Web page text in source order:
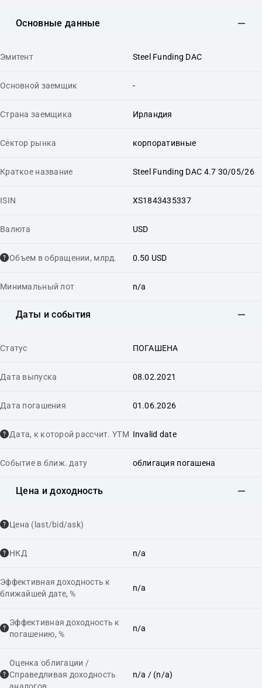
Основные данные
Эмитент Steel Funding DAC
Основной заемщик -
Страна заемщика Ирландия
Сектор рынка корпоративные
Краткое название Steel Funding DAC 4.7 30/05/26
ISIN XS1843435337
Валюта USD
Объем в обращении, млрд. 0.50 USD
Минимальный лот n/a
Даты и события
Статус ПОГАШЕНА
Дата выпуска 08.02.2021
Дата погашения 01.06.2026
Дата, к которой рассчит. YTM Invalid date
Событие в ближ. дату облигация погашена
Цена и доходность
Цена (last/bid/ask)
НКД n/a
Эффективная доходность к
ближайшей дате, %
n/a
Эффективная доходность к
погашению, %
n/a
Оценка облигации /
Справедливая доходность
аналогов
n/a / (n/a)